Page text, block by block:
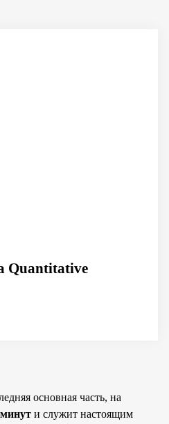
Quantitative
основная часть, на
и служит настоящим